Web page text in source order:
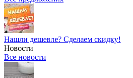
Нашли дешевле? Сделаем скидку!
Новости
Все новости